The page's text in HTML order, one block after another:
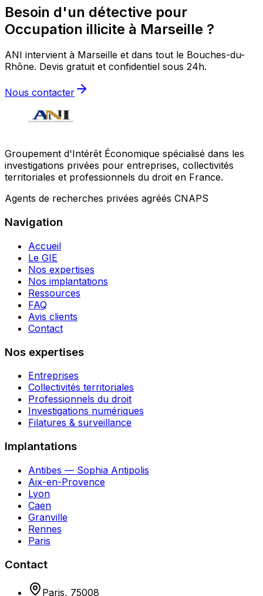
Besoin d'un détective pour
Occupation illicite à Marseille ?
ANI intervient à Marseille et dans tout le Bouches-du-
Rhône. Devis gratuit et confidentiel sous 24h.
Nous contacter
Groupement d'Intérêt Économique spécialisé dans les
investigations privées pour entreprises, collectivités
territoriales et professionnels du droit en France.
Agents de recherches privées agréés CNAPS
Navigation
Accueil
Le GIE
Nos expertises
Nos implantations
Ressources
FAQ
Avis clients
Contact
Nos expertises
Entreprises
Collectivités territoriales
Professionnels du droit
Investigations numériques
Filatures & surveillance
Implantations
Antibes — Sophia Antipolis
Aix-en-Provence
Lyon
Caen
Granville
Rennes
Paris
Contact
Paris, 75008